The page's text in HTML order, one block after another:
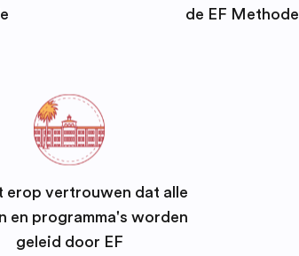
de EF Methode
erop vertrouwen dat alle
en programma's worden
geleid door EF